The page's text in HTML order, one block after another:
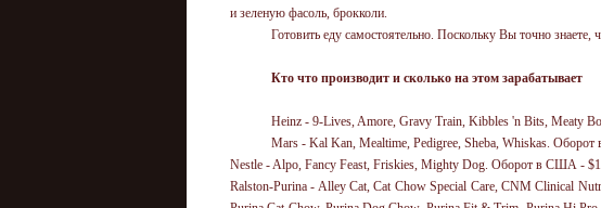
и зеленую фасоль, брокколи.
Готовить еду самостоятельно. Поскольку Вы точно
Кто что производит и сколько на этом зарабатывает
Heinz - 9-Lives, Amore, Gravy Train, Kibbles 'n Bits, Meaty
Mars - Kal Kan, Mealtime, Pedigree, Sheba, Whiskas.
Nestle - Alpo, Fancy Feast, Friskies, Mighty Dog. Оборот в США -
Ralston-Purina - Alley Cat, Cat Chow Special Care, CNM Clinical